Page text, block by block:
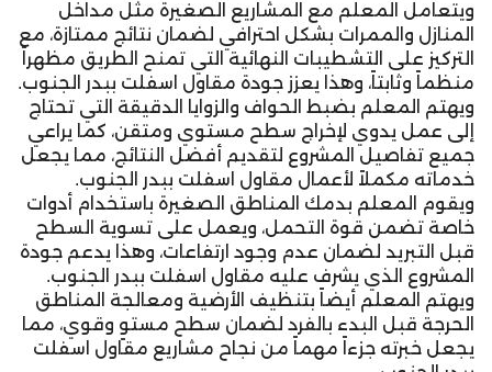
ويتعامل المعلم مع المشاريع الصغيرة مثل مداخل
المنازل والممرات بشكل احترافي لضمان نتائج ممتازة، مع
التركيز على التشطيبات النهائية التي تمنح الطريق مظهراً
منظماً وثابتاً، وهذا يعزز جودة مقاول اسفلت ببدر الجنوب.
ويهتم المعلم بضبط الحواف والزوايا الدقيقة التي تحتاج
إلى عمل يدوي لإخراج سطح مستوي ومتقن، كما يراعي
جميع تفاصيل المشروع لتقديم أفضل النتائج، مما يجعل
خدماته مكملاً لأعمال مقاول اسفلت ببدر الجنوب.
ويقوم المعلم بدمك المناطق الصغيرة باستخدام أدوات
خاصة تضمن قوة التحمل، ويعمل على تسوية السطح
قبل التبريد لضمان عدم وجود ارتفاعات، وهذا يدعم جودة
المشروع الذي يشرف عليه مقاول اسفلت ببدر الجنوب.
ويهتم المعلم أيضاً بتنظيف الأرضية ومعالجة المناطق
الحرجة قبل البدء بالفرد لضمان سطح مستوٍ وقوي، مما
يجعل خبرته جزءاً مهماً من نجاح مشاريع مقاول اسفلت